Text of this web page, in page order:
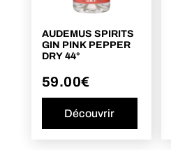
AUDEMUS SPIRITS
GIN PINK PEPPER
DRY 44°
59.00€
Découvrir